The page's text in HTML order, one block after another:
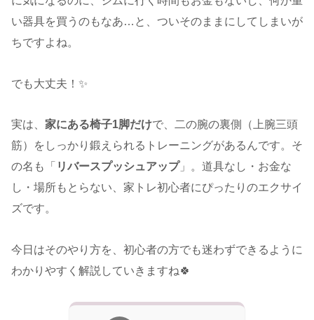
い器具を買うのもなあ…と、ついそのままにしてしまいが
ちですよね。
でも大丈夫！✨
実は、 家にある椅子1脚だけで、二の腕の裏側（上腕三頭
筋）をしっかり鍛えられるトレーニングがあるんです。そ
の名も「 リバースプッシュアップ」。道具なし・お金な
し・場所もとらない、家トレ初心者にぴったりのエクサイ
ズです。
今日はそのやり方を、初心者の方でも迷わずできるように
わかりやすく解説していきますね🍀